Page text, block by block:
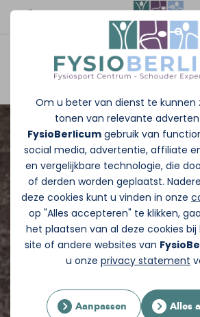
Om u beter van dienst te kunnen
tonen van relevante
FysioBerlicumgebruik van
social media, advertentie, affiliate
en vergelijkbare technologie, die
of derden worden geplaatst.
deze cookies kunt u vinden in onze
op "Alles accepteren" te klikken,
het plaatsen van al deze cookies bij
site of andere websites van
u onze privacy statement
Aanpassen Alles
Afspraak maken